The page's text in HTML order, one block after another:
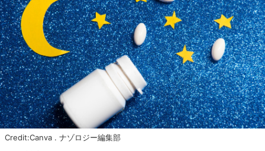
Credit:Canva . ナゾロジー編集部